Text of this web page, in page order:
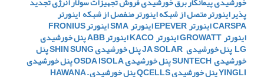
پذیراینورتر متصل از شبکهاینورتر منفصل از شبکهاینورتر
CARSPAاینورتر EPEVER اینورتر SMA اینورتر FRONIUS
اینورتر GROWATT اینورتر KACO اینورتر ABB پنل خورشیدی
LGپنل خورشیدی JA SOLAR پنل خورشیدی SHIN SUNG پنل
خورشیدی SUNTECH پنل خورشیدی OSDA ISOLA پنل خورشیدی
YINGLIپنل خورشیدی QCELLS پنل خورشیدی HAWANA –